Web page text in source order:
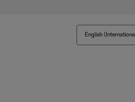
English